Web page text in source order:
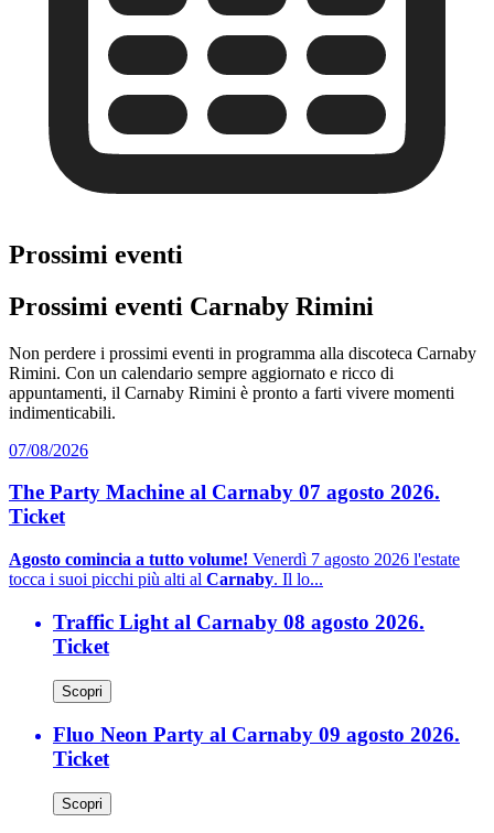
Prossimi eventi
Prossimi eventi Carnaby Rimini
Non perdere i prossimi eventi in programma alla discoteca Carnaby
Rimini. Con un calendario sempre aggiornato e ricco di
appuntamenti, il Carnaby Rimini è pronto a farti vivere momenti
indimenticabili.
07/08/2026
The Party Machine al Carnaby 07 agosto 2026.
Ticket
Agosto comincia a tutto volume! Venerdì 7 agosto 2026 l'estate
tocca i suoi picchi più alti al Carnaby. Il lo...
Traffic Light al Carnaby 08 agosto 2026.
Ticket
Scopri
Fluo Neon Party al Carnaby 09 agosto 2026.
Ticket
Scopri